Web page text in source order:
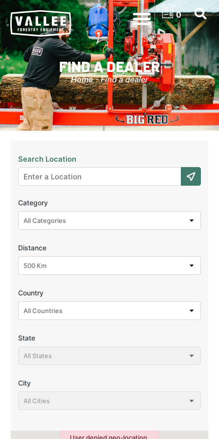
0
FIND A DEALER
Home-Find a dealer
Search Location
Category
All Categories
Distance
500 Km
Country
All Countries
State
All States
City
All Cities